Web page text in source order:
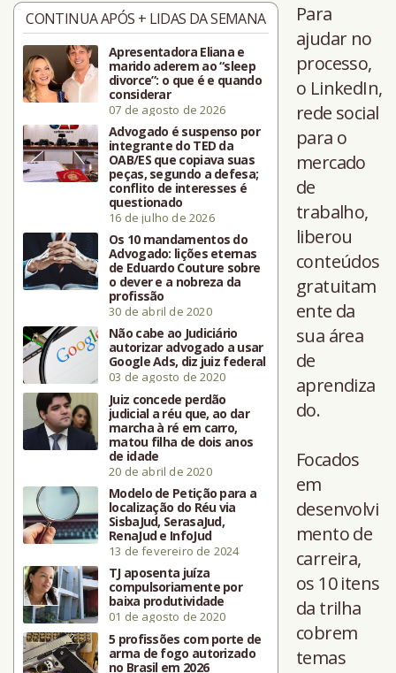
CONTINUA APÓS + LIDAS DA SEMANA
Apresentadora Eliana e
marido aderem ao “sleep
divorce”: o que é e quando
considerar
07 de agosto de 2026
Advogado é suspenso por
integrante do TED da
OAB/ES que copiava suas
peças, segundo a defesa;
conflito de interesses é
questionado
16 de julho de 2026
Os 10 mandamentos do
Advogado: lições eternas
de Eduardo Couture sobre
o dever e a nobreza da
profissão
30 de abril de 2020
Não cabe ao Judiciário
autorizar advogado a usar
Google Ads, diz juiz federal
03 de agosto de 2020
Juiz concede perdão
judicial a réu que, ao dar
marcha à ré em carro,
matou filha de dois anos
de idade
20 de abril de 2020
Modelo de Petição para a
localização do Réu via
SisbaJud, SerasaJud,
RenaJud e InfoJud
13 de fevereiro de 2024
TJ aposenta juíza
compulsoriamente por
baixa produtividade
01 de agosto de 2020
5 profissões com porte de
arma de fogo autorizado
no Brasil em 2026
Para
ajudar no
processo,
o LinkedIn,
rede social
para o
mercado
de
trabalho,
liberou
conteúdos
gratuitam
ente da
sua área
de
aprendiza
do.
Focados
em
desenvolvi
mento de
carreira,
os 10 itens
da trilha
cobrem
temas